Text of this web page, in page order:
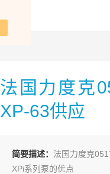
法国力度克
XP-63供应
简要描述： 法国力度克
XPi系列泵的优点